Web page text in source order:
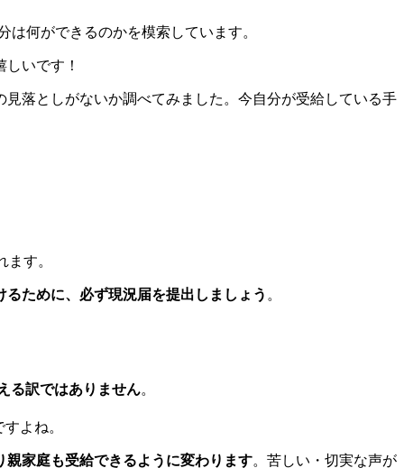
何ができるのかを模索しています。
いです！
見落としがないか調べてみました。今自分が受給している手
ます。
るために、必ず現況届を提出しましょう 。
る訳ではありません。
よね。
家庭も受給できるように変わります。苦しい・切実な声が